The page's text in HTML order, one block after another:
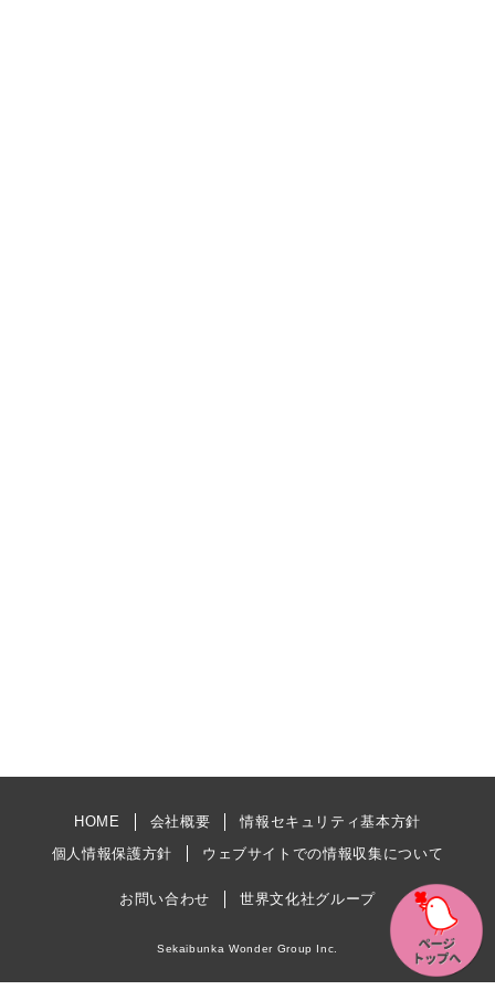
HOME 会社概要
情報セキュリティ基本方針
個人情報保護方針
ウェブサイトでの情報収集について
お問い合わせ 世界文化社グループ
Sekaibunka Wonder Group Inc.